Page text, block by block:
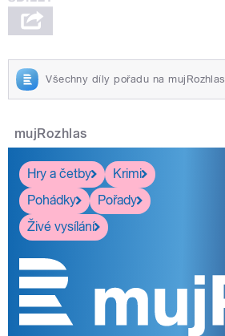
Všechny díly pořadu na mujRozhlas
mujRozhlas
Hry a četby
Krimi
Pohádky
Pořady
Živé vysílání